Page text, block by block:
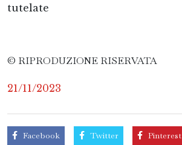
tutelate
© RIPRODUZIONE RISERVATA
21/11/2023
Facebook Twitter Pinterest